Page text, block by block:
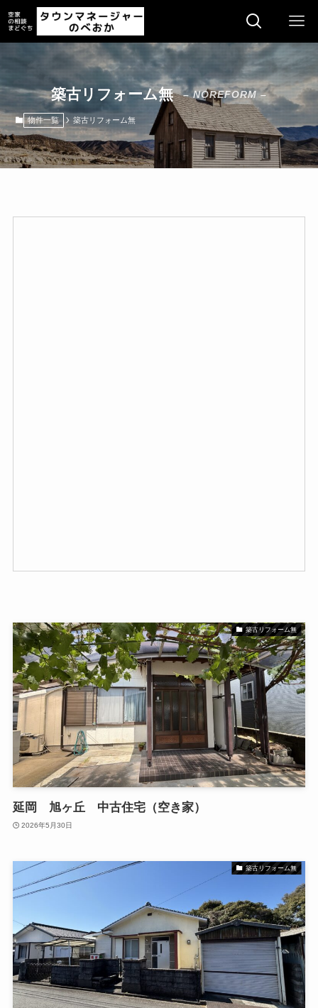
築古リフォーム無 – NOREFORM –
物件一覧 築古リフォーム無
築古リフォーム無
延岡 旭ヶ丘 中古住宅（空き家）
2026年5月30日
築古リフォーム無